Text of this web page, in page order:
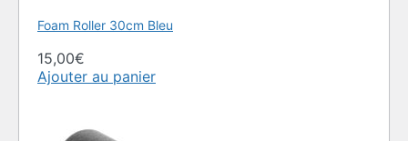
Foam Roller 30cm Bleu
15,00€
Ajouter au panier